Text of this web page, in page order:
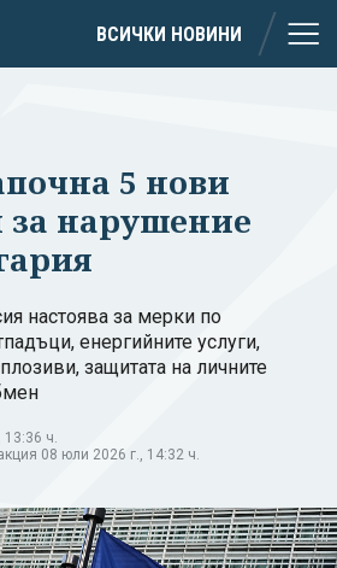
ВСИЧКИ НОВИНИ
5 нови
за нарушение
настоява за мерки по
енергийните услуги,
защитата на личните
13:36 ч.
08 юли 2026 г., 14:32 ч.